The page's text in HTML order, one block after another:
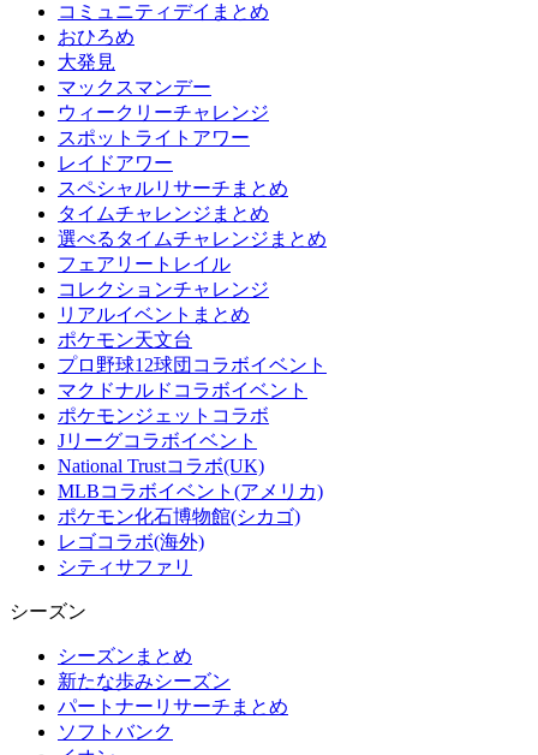
コミュニティデイまとめ
おひろめ
大発見
マックスマンデー
ウィークリーチャレンジ
スポットライトアワー
レイドアワー
スペシャルリサーチまとめ
タイムチャレンジまとめ
選べるタイムチャレンジまとめ
フェアリートレイル
コレクションチャレンジ
リアルイベントまとめ
ポケモン天文台
プロ野球12球団コラボイベント
マクドナルドコラボイベント
ポケモンジェットコラボ
Jリーグコラボイベント
National Trustコラボ(UK)
MLBコラボイベント(アメリカ)
ポケモン化石博物館(シカゴ)
レゴコラボ(海外)
シティサファリ
シーズン
シーズンまとめ
新たな歩みシーズン
パートナーリサーチまとめ
ソフトバンク